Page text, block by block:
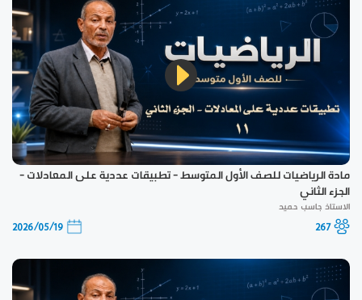
مادة الرياضيات للصف الأول المتوسط - تطبيقات عددية على المعادلات -
الجزء الثاني
الاستاذ جاسب حميد
267
2026/05/19